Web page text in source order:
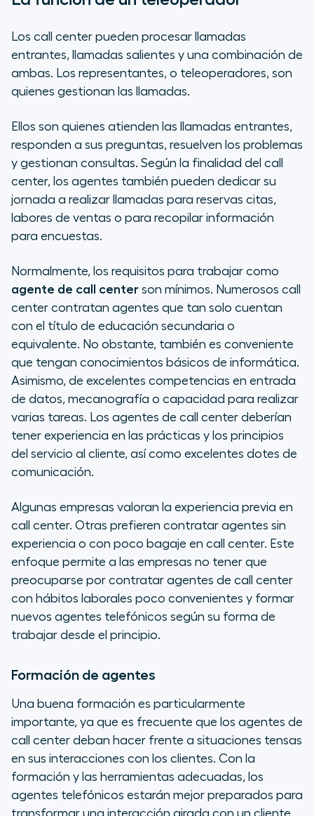
Los call center pueden procesar llamadas
entrantes, llamadas salientes y una combinación de
ambas. Los representantes, o teleoperadores, son
quienes gestionan las llamadas.
Ellos son quienes atienden las llamadas entrantes,
responden a sus preguntas, resuelven los problemas
y gestionan consultas. Según la finalidad del call
center, los agentes también pueden dedicar su
jornada a realizar llamadas para reservas citas,
labores de ventas o para recopilar información
para encuestas.
Normalmente, los requisitos para trabajar como
agente de call center son mínimos. Numerosos call
center contratan agentes que tan solo cuentan
con el título de educación secundaria o
equivalente. No obstante, también es conveniente
que tengan conocimientos básicos de informática.
Asimismo, de excelentes competencias en entrada
de datos, mecanografía o capacidad para realizar
varias tareas. Los agentes de call center deberían
tener experiencia en las prácticas y los principios
del servicio al cliente, así como excelentes dotes de
comunicación.
Algunas empresas valoran la experiencia previa en
call center. Otras prefieren contratar agentes sin
experiencia o con poco bagaje en call center. Este
enfoque permite a las empresas no tener que
preocuparse por contratar agentes de call center
con hábitos laborales poco convenientes y formar
nuevos agentes telefónicos según su forma de
trabajar desde el principio.
Formación de agentes
Una buena formación es particularmente
importante, ya que es frecuente que los agentes de
call center deban hacer frente a situaciones tensas
en sus interacciones con los clientes. Con la
formación y las herramientas adecuadas, los
agentes telefónicos estarán mejor preparados para
transformar una interacción airada con un cliente